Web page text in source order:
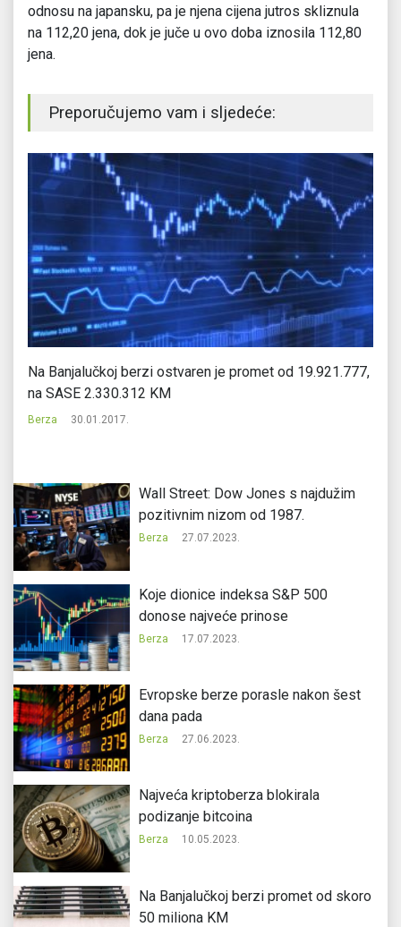
odnosu na japansku, pa je njena cijena jutros skliznula
na 112,20 jena, dok je juče u ovo doba iznosila 112,80
jena.
Preporučujemo vam i sljedeće:
Na Banjalučkoj berzi ostvaren je promet od 19.921.777,
na SASE 2.330.312 KM
Berza 30.01.2017.
Wall Street: Dow Jones s najdužim
pozitivnim nizom od 1987.
Berza 27.07.2023.
Koje dionice indeksa S&P 500
donose najveće prinose
Berza 17.07.2023.
Evropske berze porasle nakon šest
dana pada
Berza 27.06.2023.
Najveća kriptoberza blokirala
podizanje bitcoina
Berza 10.05.2023.
Na Banjalučkoj berzi promet od skoro
50 miliona KM